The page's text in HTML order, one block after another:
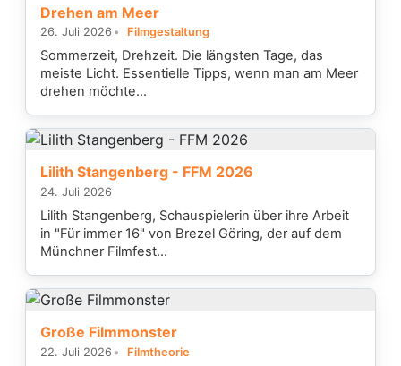
Drehen am Meer
26. Juli 2026 Filmgestaltung
Sommerzeit, Drehzeit. Die längsten Tage, das
meiste Licht. Essentielle Tipps, wenn man am Meer
drehen möchte...
Lilith Stangenberg - FFM 2026
24. Juli 2026
Lilith Stangenberg, Schauspielerin über ihre Arbeit
in "Für immer 16" von Brezel Göring, der auf dem
Münchner Filmfest...
Große Filmmonster
22. Juli 2026 Filmtheorie